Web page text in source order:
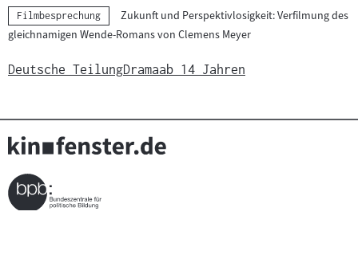
Kategorie:
Filmbesprechung
Zukunft und Perspektivlosigkeit: Verfilmung des
gleichnamigen Wende-Romans von Clemens Meyer
Deutsche TeilungDramaab 14 Jahren